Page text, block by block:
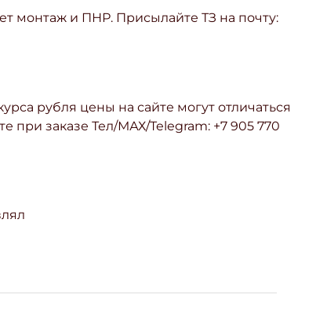
монтаж и ПНР. Присылайте ТЗ на почту:
рубля цены на сайте могут отличаться
при заказе Тел/МАХ/Telegram: +7 905 770